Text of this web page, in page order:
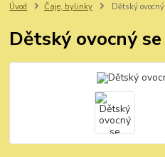
Úvod Čaje, bylinky Dětský
Dětský ovocný